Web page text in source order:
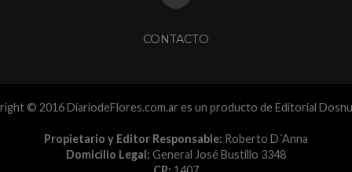
CONTACTO
© 2016 DiariodeFlores.com.ar es un producto de Editorial
Propietario y Editor Responsable: Roberto D´Anna
Domicilio Legal: General José Bustillo 3348